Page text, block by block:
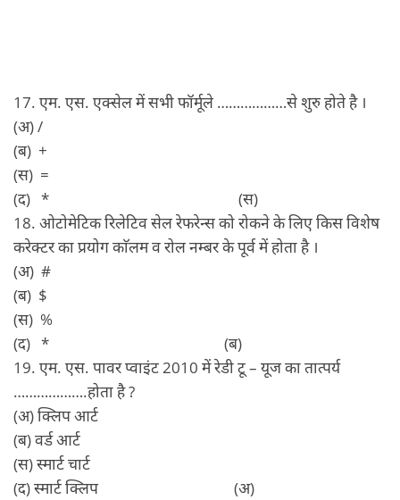
17. एम. एस. एक्सेल में सभी फॉर्मूले ………………से शुरु होते है ।
(अ) /
(ब) +
(स) =
(द) * (स)
18. ओटोमेटिक रिलेटिव सेल रेफरेन्स को रोकने के लिए किस विशेष
करेक्टर का प्रयोग काॅलम व रोल नम्बर के पूर्व में होता है ।
(अ) #
(ब) $
(स) %
(द) * (ब)
19. एम. एस. पावर प्वाइंट 2010 में रेडी टू – यूज का तात्पर्य
……………….होता है ?
(अ) क्लिप आर्ट
(ब) वर्ड आर्ट
(स) स्मार्ट चार्ट
(द) स्मार्ट क्लिप (अ)